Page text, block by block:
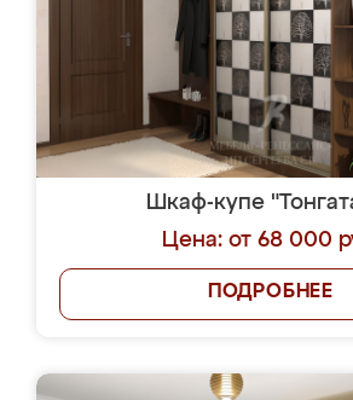
Шкаф-купе
Цена: от 68 000
ПОДРОБНЕЕ